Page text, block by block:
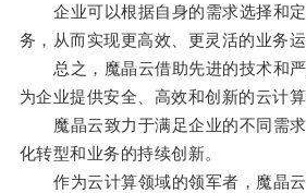
企业可以根据自身的需求选择和定
务，从而实现更高效、更灵活的业务运
总之，魔晶云借助先进的技术和严
为企业提供安全、高效和创新的云计算
魔晶云致力于满足企业的不同需求
化转型和业务的持续创新。
作为云计算领域的领军者，魔晶云